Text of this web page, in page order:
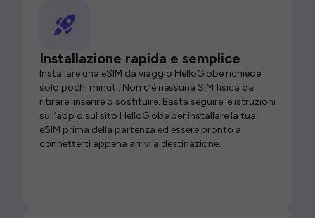
Installazione rapida e semplice
Installare una eSIM da viaggio HelloGlobe richiede
solo pochi minuti. Non c’è nessuna SIM fisica da
ritirare, inserire o sostituire. Basta seguire le istruzioni
sull’app o sul sito HelloGlobe per installare la tua
eSIM prima della partenza ed essere pronto a
connetterti appena arrivi a destinazione.